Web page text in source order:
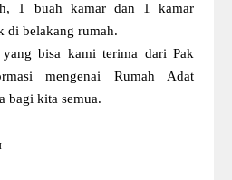
1 buah kamar dan 1 kamar
di belakang rumah.
bisa kami terima dari Pak
mengenai Rumah Adat
bagi kita semua.